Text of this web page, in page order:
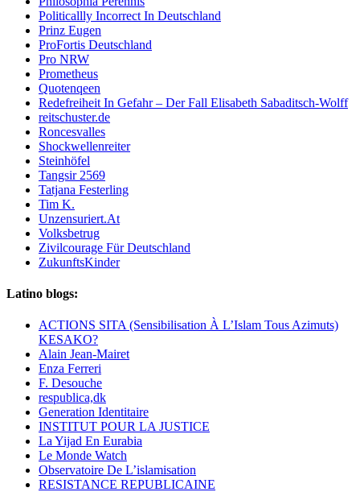
Politicallly Incorrect In Deutschland
Prinz Eugen
ProFortis Deutschland
Pro NRW
Prometheus
Quotenqeen
Redefreiheit In Gefahr – Der Fall Elisabeth Sabaditsch-Wolff
reitschuster.de
Roncesvalles
Shockwellenreiter
Steinhöfel
Tangsir 2569
Tatjana Festerling
Tim K.
Unzensuriert.At
Volksbetrug
Zivilcourage Für Deutschland
ZukunftsKinder
Latino blogs:
ACTIONS SITA (Sensibilisation À L’Islam Tous Azimuts)
KESAKO?
Alain Jean-Mairet
Enza Ferreri
F. Desouche
respublica,dk
Generation Identitaire
INSTITUT POUR LA JUSTICE
La Yijad En Eurabia
Le Monde Watch
Observatoire De L’islamisation
RESISTANCE REPUBLICAINE